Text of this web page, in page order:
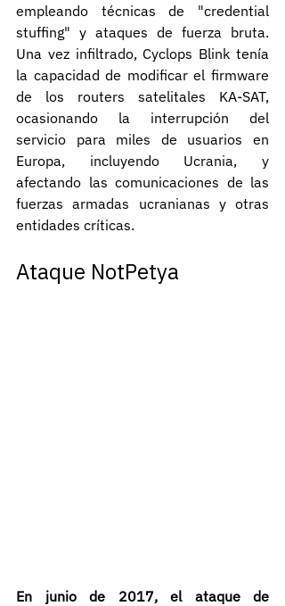
empleando técnicas de "credential
stuffing" y ataques de fuerza bruta.
Una vez infiltrado, Cyclops Blink tenía
la capacidad de modificar el firmware
de los routers satelitales KA-SAT,
ocasionando la interrupción del
servicio para miles de usuarios en
Europa, incluyendo Ucrania, y
afectando las comunicaciones de las
fuerzas armadas ucranianas y otras
entidades críticas.
Ataque NotPetya
En junio de 2017, el ataque de